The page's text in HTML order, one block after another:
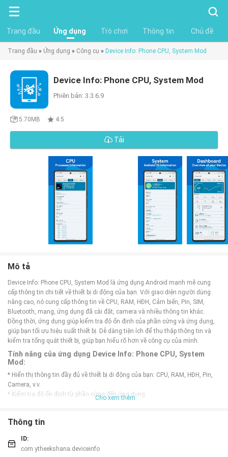
Tìm
kiếm
Trang đầu
Ứng dụng Trò chơi Thông tin Chủ đề
Trang đầu » Ứng dụng » Công cụ » Device Info: Phone CPU, System Mod
Device Info: Phone CPU, System Mod
Phiên bản: 3.3.6.9
5.70MB 4.5
Tải
Mô tả
Device Info: Phone CPU, System Mod là ứng dụng Android mạnh mẽ cung
cấp thông tin chi tiết về thiết bị di động của bạn. Với giao diện người dùng
nâng cao, nó cung cấp thông tin về CPU, RAM, HĐH, Cảm biến, Pin, SIM,
Bluetooth, mạng, ứng dụng đã cài đặt, camera và nhiều thông tin khác.
Đồng thời, ứng dụng giúp kiểm tra độ ổn định của phần cứng và ứng dụng,
giúp bạn tối ưu hiệu suất thiết bị. Dễ dàng tiện ích để thu thập thông tin và
kiểm tra tổng quát thiết bị, giúp bạn hiểu rõ hơn về công cụ của mình.
Tính năng của ứng dụng Device Info: Phone CPU, System
Mod:
* Hiển thị thông tin đầy đủ về thiết bị di động của bạn: CPU, RAM, HĐH, Pin,
Camera, v.v.
* Kiểm tra độ ổn định từ phần cứng đến ứng dụng.
bị.
Mẹo chơi Device Info: Phone CPU, System Mod:
Cho xem thêm
Thông tin
ID:
com.ytheekshana.deviceinfo